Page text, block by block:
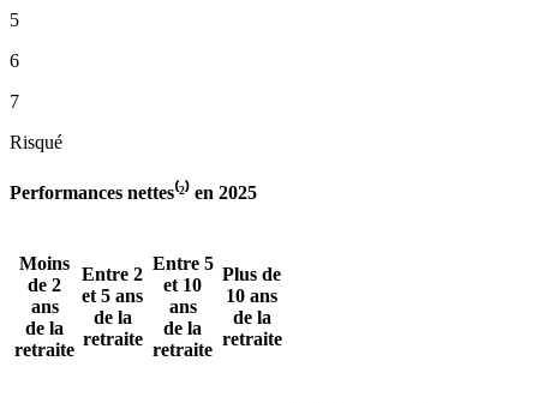
5
6
7
Risqué
Performances nettes⁽²⁾ en 2025
Moins
de 2
ans
de la
retraite
Entre 2
et 5 ans
de la
retraite
Entre 5
et 10
ans
de la
retraite
Plus de
10 ans
de la
retraite